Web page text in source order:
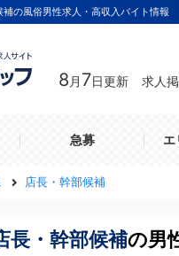
の風俗男性求人・高収入バイト情報
8 月 7日更新 求人
急募 エ
店長・幹部候補
長・幹部候補の男